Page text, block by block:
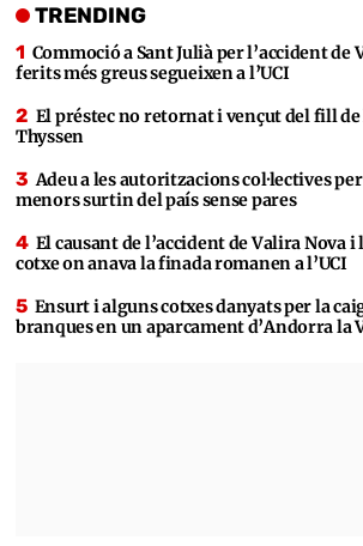
TRENDING
Commoció a Sant Julià per l’accident de
ferits més greus segueixen a l’UCI
El préstec no retornat i vençut del fill de
Thyssen
Adeu a les autoritzacions col·lectives
menors surtin del país sense pares
El causant de l’accident de Valira Nova
cotxe on anava la finada romanen a l’UCI
Ensurt i alguns cotxes danyats per la
branques en un aparcament d’Andorra la